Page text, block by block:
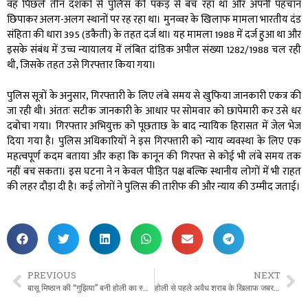
वह पिछले तीन दशकों से पुलिस की पकड़ से बच रहा था और अपनी पहचान
छिपाकर अलग-अलग स्थानों पर रह रहा था। मुनव्वर के खिलाफ मामला भारतीय दंड
संहिता की धारा 395 (डकैती) के तहत दर्ज था। यह मामला 1988 में दर्ज हुआ था और
इसके संबंध में उच्च न्यायालय में लंबित दांडिक अपील संख्या 1282/1988 चल रही
थी, जिसके तहत उसे गिरफ्तार किया गया।
पुलिस सूत्रों के अनुसार, गिरफ्तारी के लिए लंबे समय से खुफिया जानकारी एकत्र की
जा रही थी। अंततः सटीक जानकारी के आधार पर सोमवार को छापेमारी कर उसे धर
दबोचा गया। गिरफ्तार अभियुक्त को पूछताछ के बाद न्यायिक हिरासत में जेल भेज
दिया गया है। पुलिस अधिकारियों ने इस गिरफ्तारी को न्याय व्यवस्था के लिए एक
महत्वपूर्ण कदम बताया और कहा कि कानून की गिरफ्त से कोई भी लंबे समय तक
नहीं बच सकता। इस घटना ने न केवल पीड़ित पक्ष बल्कि स्थानीय लोगों में भी राहत
की लहर दौड़ा दी है। कई लोगों ने पुलिस की तारीफ की और न्याय की उम्मीद जताई।
PREVIOUS
बासू मिष्ठान की “गुझिया” बनी होली का स्वादिष्ट आकर्षणः डिमांड में हुआ इजाफा
NEXT
होली से पहले अवैध शराब के खिलाफ जबरदस्त कार्रवाई, 400 किलो महुआ लहन नष्ट